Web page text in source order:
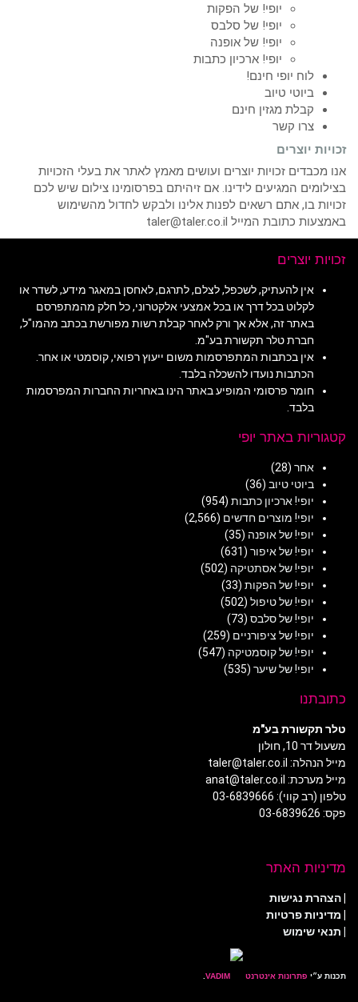
יופי! של הפקות
יופי! של סלבס
יופי! של אופנה
יופי! ארכיון כתבות
לוח יופי חינם!
ביוטי טיוב
קבלת מגזין חינם
צרו קשר
זכויות יוצרים
אנו מכבדים זכויות יוצרים ועושים מאמץ לאתר את בעלי הזכויות
בצילומים המגיעים לידינו. אם זיהיתם בפרסומינו צילום שיש לכם
זכויות בו, אתם רשאים לפנות אלינו ולבקש לחדול מהשימוש
באמצעות כתובת המייל taler@taler.co.il
זכויות יוצרים
אין להעתיק, לשכפל, לצלם, לתרגם, לאחסן במאגר מידע, לשדר או
לקלוט בכל דרך או בכל אמצעי אלקטרוני, כל חלק מהמתפרסם
באתר זה, אלא אך ורק לאחר קבלת רשות מפורשת בכתב מהמו"ל,
חברת טלר תקשורת בע"מ.
אין בכתבות המתפרסמות משום ייעוץ רפואי, קוסמטי או אחר.
הכתבות נועדו להשכלה בלבד.
חומר פרסומי המופיע באתר הינו באחריות החברות המפרסמות
בלבד.
קטגוריות באתר יופי
אחר (28)
ביוטי טיוב (36)
יופי! ארכיון כתבות (954)
יופי! מוצרים חדשים (2,566)
יופי! של אופנה (35)
יופי! של איפור (631)
יופי! של אסתטיקה (502)
יופי! של הפקות (33)
יופי! של טיפול (502)
יופי! של סלבס (73)
יופי! של ציפורניים (259)
יופי! של קוסמטיקה (547)
יופי! של שיער (535)
כתובתנו
טלר תקשורת בע"מ
משעול דר 10, חולון
מייל הנהלה: taler@taler.co.il
מייל מערכת: anat@taler.co.il
טלפון (רב קווי): 03-6839666
פקס: 03-6839626
מדיניות האתר
|הצהרת נגישות
| מדיניות פרטיות
| תנאי שימוש
תכנות ע״י פתרונות אינטרנט